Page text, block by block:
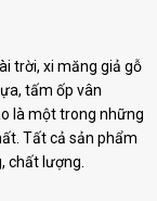
trời, xi măng giả gỗ
tấm ốp vân
là một trong những
Tất cả sản phẩm
chất lượng.